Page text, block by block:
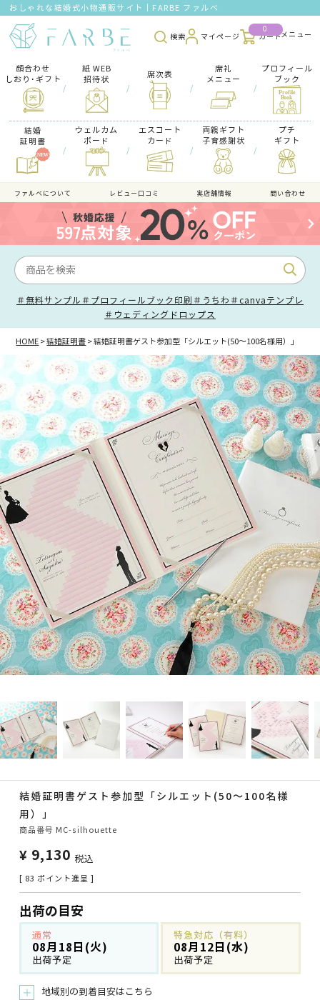
おしゃれな結婚式小物通販サイト｜FARBE ファルベ
検索 マイページ
0
カート
顔合わせ
しおり･ギフト
/
紙 WEB
招待状
/
席次表
/
席礼
メニュー
/
プロフィール
ブック
結婚
証明書
/
ウェルカム
ボード
/
エスコート
カード
/
両親ギフト
子育感謝状
/
プチ
ギフト
ファルべについて レビュー口コミ 実店舗情報 問い合わせ
＃無料サンプル ＃プロフィールブック印刷 ＃うちわ ＃canvaテンプレ
＃ウェディングドロップス
HOME 結婚証明書 結婚証明書ゲスト参加型「シルエット(50～100名様用）」
結婚証明書ゲスト参加型「シルエット(50～100名様
用）」
商品番号 MC-silhouette
¥ 9,130 税込
[ 83 ポイント進呈 ]
出荷の目安
通常
08月18日(火)
出荷予定
特急対応（有料）
08月12日(水)
出荷予定
＋ 地域別の到着目安はこちら